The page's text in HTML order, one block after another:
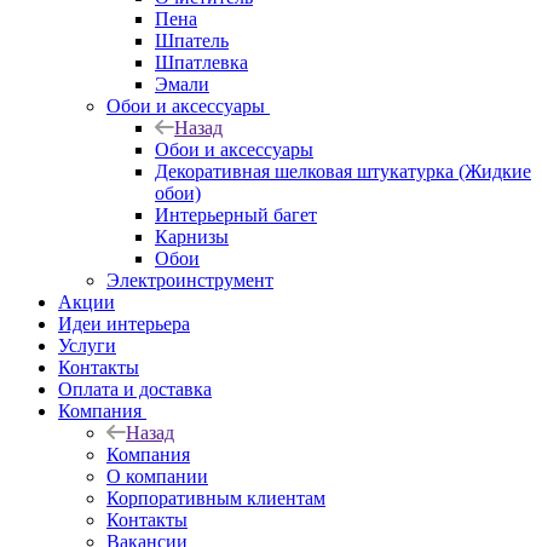
Пена
Шпатель
Шпатлевка
Эмали
Обои и аксессуары
Назад
Обои и аксессуары
Декоративная шелковая штукатурка (Жидкие
обои)
Интерьерный багет
Карнизы
Обои
Электроинструмент
Акции
Идеи интерьера
Услуги
Контакты
Оплата и доставка
Компания
Назад
Компания
О компании
Корпоративным клиентам
Контакты
Вакансии